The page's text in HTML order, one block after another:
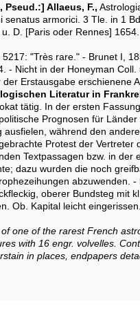
Pseud.:] Allaeus, F.,
senatus armorici. 3 Tle. in 1
D. [Paris oder Rennes]
5217: "Très rare." - Brunet I,
- Nicht in der Honeyman
Erstausgabe erschienene
Literatur in
tätig. In der ersten
Prognosen für
ausfielen, während den
Protest der
Textpassagen bzw. in
dazu wurden die noch
abzuwenden.
oberer Bundsteg mit
Ob. Kapital leicht eingerissen.
one of the rarest French
with 16 engr. volvelles.
in places, endpapers